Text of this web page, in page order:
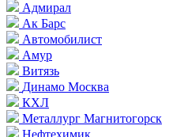
Адмирал
Ак Барс
Автомобилист
Амур
Витязь
Динамо Москва
КХЛ
Металлург Магнитогорск
Нефтехимик